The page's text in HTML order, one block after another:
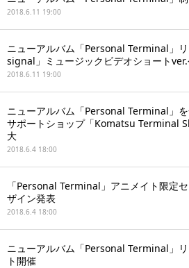
2018.6.11 19:00
ニューアルバム「Personal Terminal」
signal」ミュージックビデオショート
2018.6.11 19:00
ニューアルバム「Personal Terminal」
サポートショップ「Komatsu Terminal
大
2018.6.4 18:00
「Personal Terminal」アニメイト限定
ザイン発表
2018.6.4 18:00
ニューアルバム「Personal Terminal」
ト開催